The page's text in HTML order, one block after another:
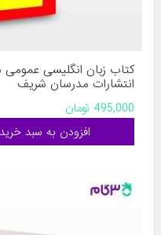
کتاب زبان انگلیسی
انتشارات مدرسان شریف
495,000 تومان